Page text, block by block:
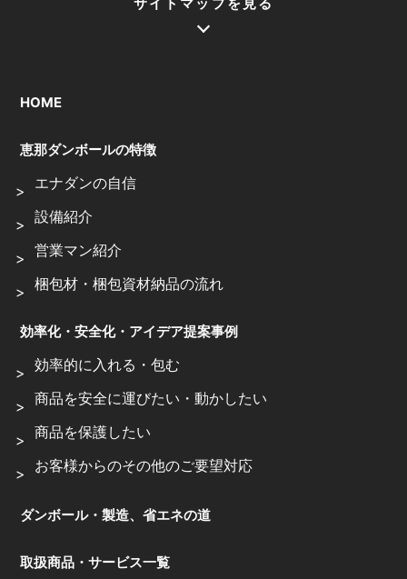
HOME
恵那ダンボールの特徴
エナダンの自信
設備紹介
営業マン紹介
梱包材・梱包資材納品の流れ
効率化・安全化・アイデア提案事例
効率的に入れる・包む
商品を安全に運びたい・動かしたい
商品を保護したい
お客様からのその他のご要望対応
ダンボール・製造、省エネの道
取扱商品・サービス一覧